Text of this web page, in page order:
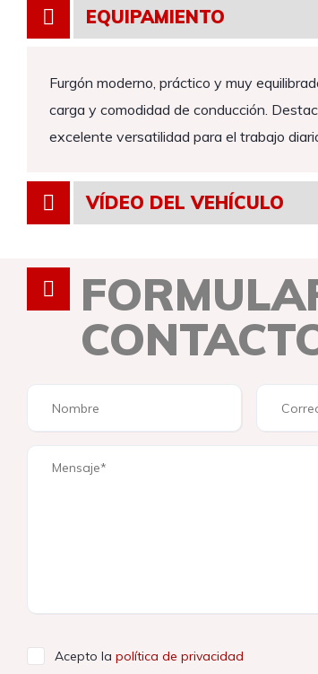
EQUIPAMIENTO
Furgón moderno, práctico y muy
carga y comodidad de conducción.
excelente versatilidad para el trabajo
VÍDEO DEL VEHÍCULO
Acepto la política de privacidad